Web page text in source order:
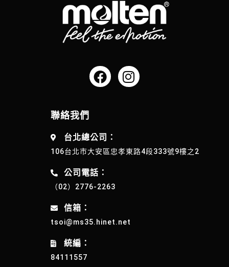
聯絡我們
台北總公司：
106台北市大安區忠孝東路4段333號9樓之2
公司電話：
（02）2776-2263
信箱：
tsoi@ms35.hinet.net
統編：
84111557